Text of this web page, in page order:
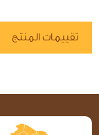
تقييمات المنتج